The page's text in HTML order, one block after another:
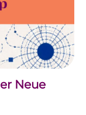
Neue